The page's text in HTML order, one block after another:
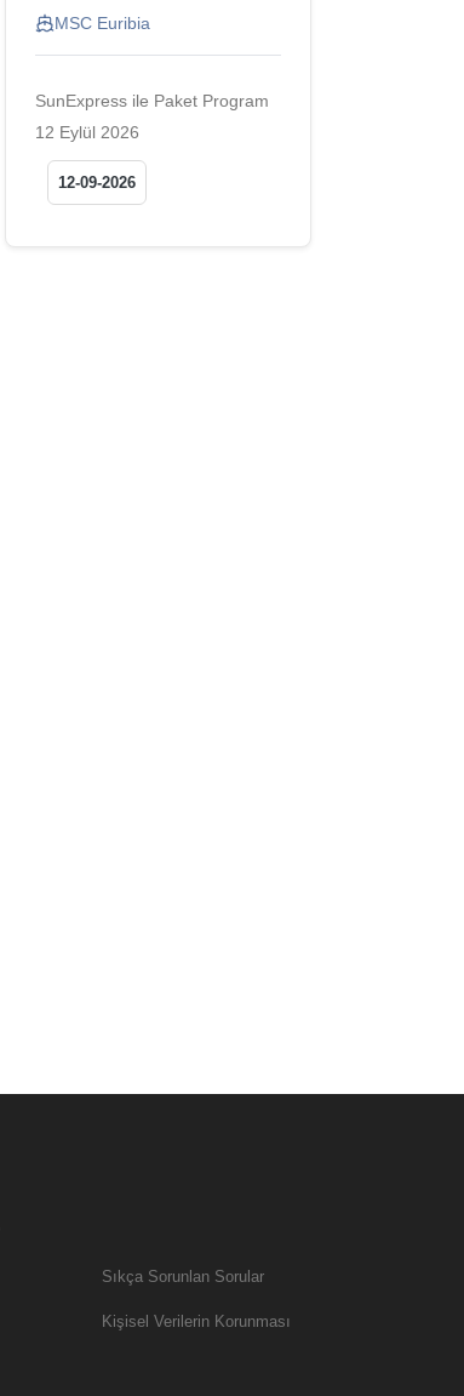
MSC Euribia
SunExpress ile Paket Program
12 Eylül 2026
12-09-2026
Sıkça Sorunlan Sorular
Kişisel Verilerin Korunması